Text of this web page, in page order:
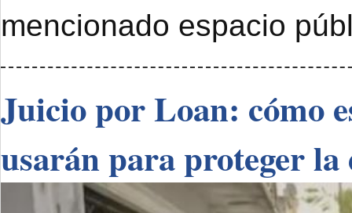
mencionado espacio
Juicio por Loan: cómo
usarán para proteger